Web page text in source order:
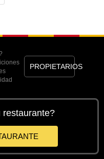
PROPIETARIOS
restaurante?